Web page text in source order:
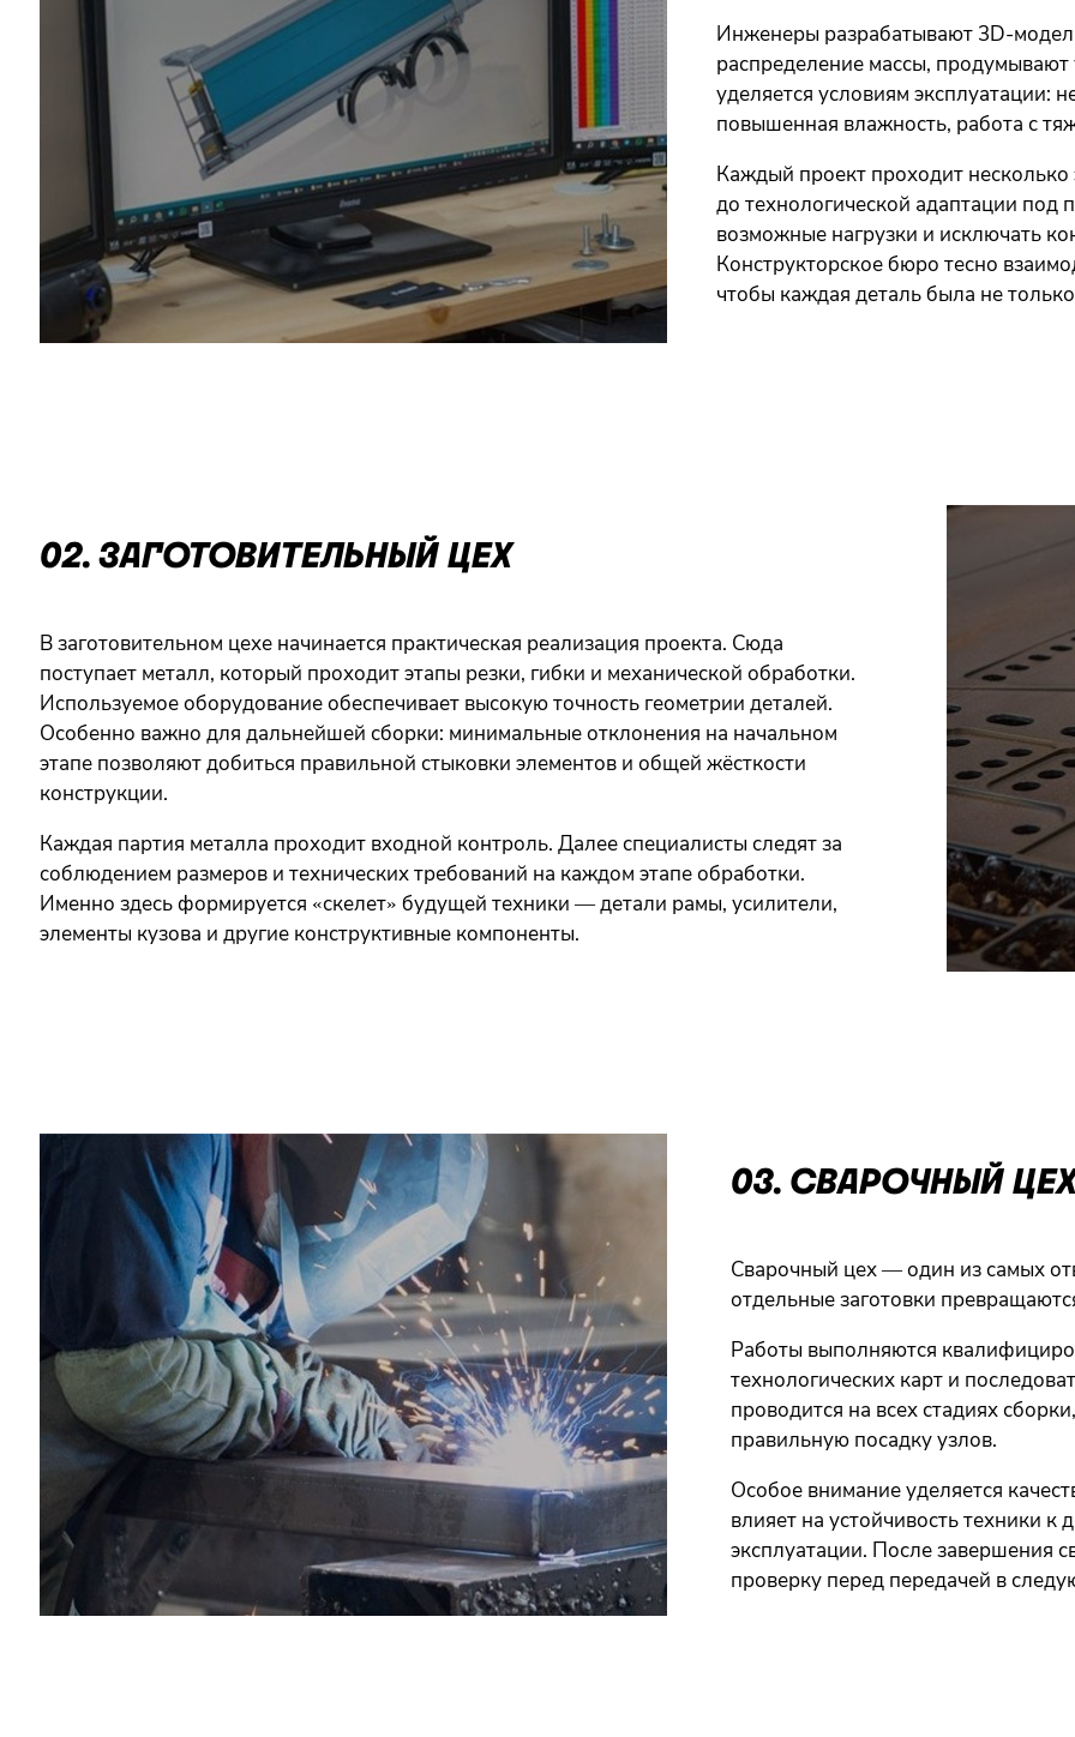
Инженеры разрабатывают 3D-
распределение массы,
уделяется условиям эксплуатации:
повышенная влажность, работа с
Каждый проект проходит
до технологической адаптации под
возможные нагрузки и исключать
Конструкторское бюро тесно
чтобы каждая деталь была не
02. ЗАГОТОВИТЕЛЬНЫЙ ЦЕХ
В заготовительном цехе начинается практическая реализация проекта. Сюда
поступает металл, который проходит этапы резки, гибки и механической обработки.
Используемое оборудование обеспечивает высокую точность геометрии деталей.
Особенно важно для дальнейшей сборки: минимальные отклонения на начальном
этапе позволяют добиться правильной стыковки элементов и общей жёсткости
конструкции.
Каждая партия металла проходит входной контроль. Далее специалисты следят за
соблюдением размеров и технических требований на каждом этапе обработки.
Именно здесь формируется «скелет» будущей техники — детали рамы, усилители,
элементы кузова и другие конструктивные компоненты.
03. СВАРОЧНЫЙ
Сварочный цех — один из самых
отдельные заготовки
Работы выполняются
технологических карт и
проводится на всех стадиях
правильную посадку узлов.
Особое внимание уделяется
влияет на устойчивость техники
эксплуатации. После завершения
проверку перед передачей в